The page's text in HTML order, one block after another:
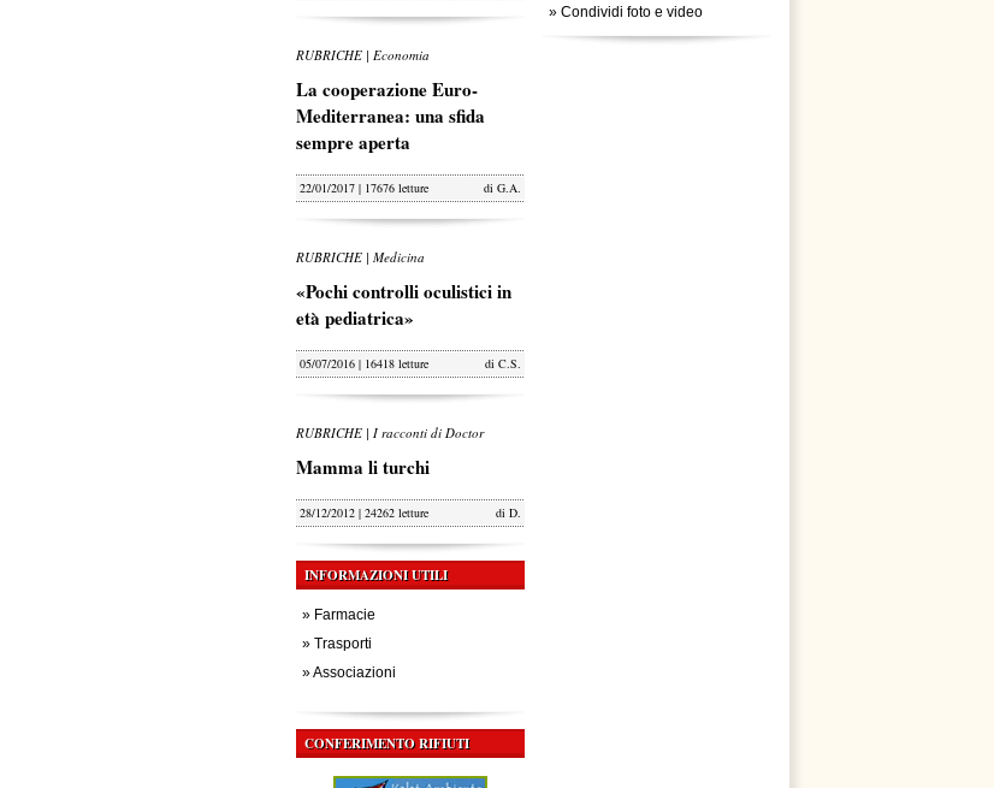
RUBRICHE | Economia
La cooperazione Euro-
Mediterranea: una sfida
sempre aperta
22/01/2017 | 17676 letture di G.A.
RUBRICHE | Medicina
«Pochi controlli oculistici in
età pediatrica»
05/07/2016 | 16418 letture di C.S.
RUBRICHE | I racconti di Doctor
Mamma li turchi
28/12/2012 | 24262 letture di D.
INFORMAZIONI UTILI
» Farmacie
» Trasporti
»Associazioni
CONFERIMENTO RIFIUTI
» Condividi foto e video